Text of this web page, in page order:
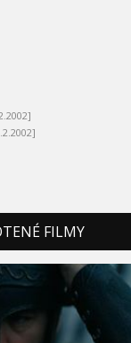
FILMY